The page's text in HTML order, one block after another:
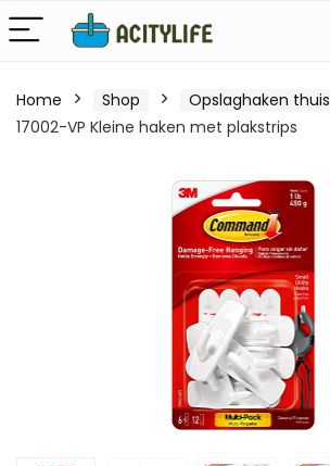
Home Shop Opslaghaken thuis
17002-VP Kleine haken met plakstrips